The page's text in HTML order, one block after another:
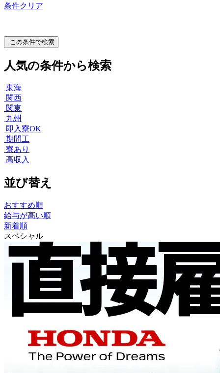
条件クリア
この条件で検索
人気の条件から検索
東海
関西
関東
九州
即入寮OK
期間工
寮あり
高収入
並び替え
おすすめ順
給与が高い順
新着順
スペシャル